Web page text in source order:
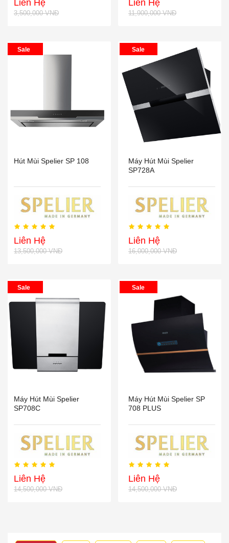
Liên Hệ
3,500,000 VNĐ
Liên Hệ
11,900,000 VNĐ
Sale
Hút Mùi Spelier SP 108
Liên Hệ
13,500,000 VNĐ
Sale
Máy Hút Mùi Spelier
SP728A
Liên Hệ
16,000,000 VNĐ
Sale
Máy Hút Mùi Spelier
SP708C
Liên Hệ
14,500,000 VNĐ
Sale
Máy Hút Mùi Spelier SP
708 PLUS
Liên Hệ
14,500,000 VNĐ